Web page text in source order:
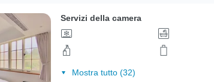
Servizi della camera
Mostra tutto (32)